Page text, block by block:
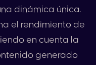
dinámica única.
el rendimiento de
en cuenta la
generado